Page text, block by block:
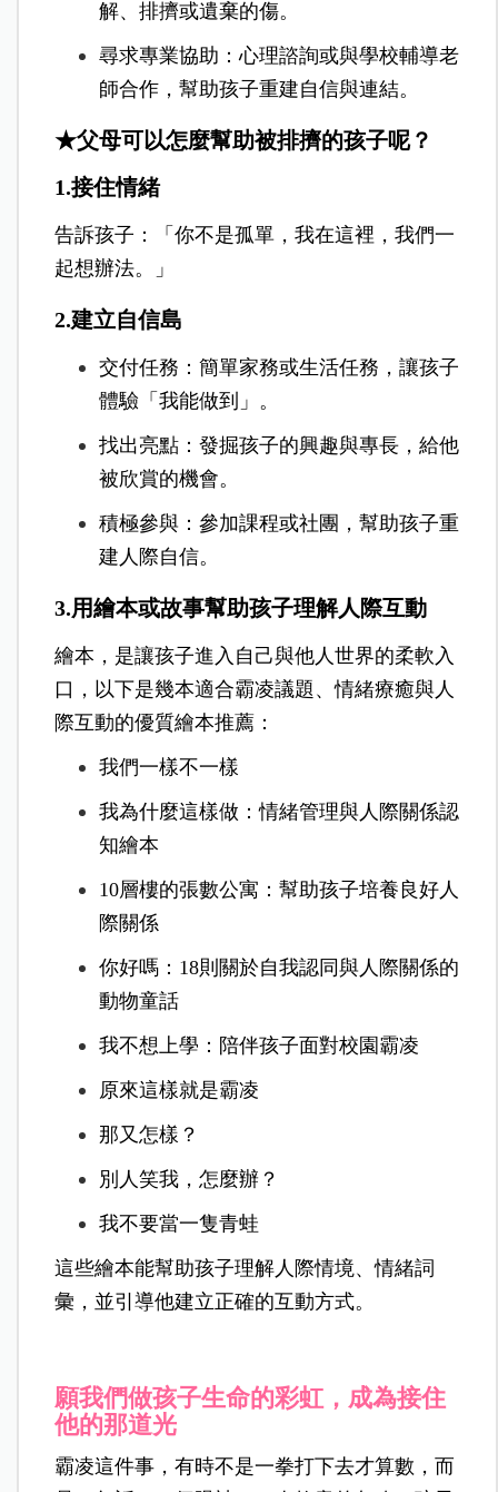
解、排擠或遺棄的傷。
尋求專業協助：心理諮詢或與學校輔導老
師合作，幫助孩子重建自信與連結。
★父母可以怎麼幫助被排擠的孩子呢？
1.接住情緒
告訴孩子：「你不是孤單，我在這裡，我們一
起想辦法。」
2.建立自信島
交付任務：簡單家務或生活任務，讓孩子
體驗「我能做到」。
找出亮點：發掘孩子的興趣與專長，給他
被欣賞的機會。
積極參與：參加課程或社團，幫助孩子重
建人際自信。
3.用繪本或故事幫助孩子理解人際互動
繪本，是讓孩子進入自己與他人世界的柔軟入
口，以下是幾本適合霸凌議題、情緒療癒與人
際互動的優質繪本推薦：
我們一樣不一樣
我為什麼這樣做：情緒管理與人際關係認
知繪本
10層樓的張數公寓：幫助孩子培養良好人
際關係
你好嗎：18則關於自我認同與人際關係的
動物童話
我不想上學：陪伴孩子面對校園霸凌
原來這樣就是霸凌
那又怎樣？
別人笑我，怎麼辦？
我不要當一隻青蛙
這些繪本能幫助孩子理解人際情境、情緒詞
彙，並引導他建立正確的互動方式。
願我們做孩子生命的彩虹，成為接住
他的那道光
霸凌這件事，有時不是一拳打下去才算數，而